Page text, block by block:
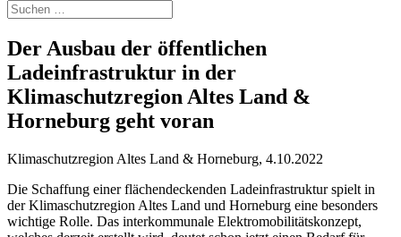
Der Ausbau der öffentlichen
Ladeinfrastruktur in der
Klimaschutzregion Altes Land &
Horneburg geht voran
Klimaschutzregion Altes Land & Horneburg, 4.10.2022
Die Schaffung einer flächendeckenden Ladeinfrastruktur spielt in
der Klimaschutzregion Altes Land und Horneburg eine besonders
wichtige Rolle. Das interkommunale Elektromobilitätskonzept,